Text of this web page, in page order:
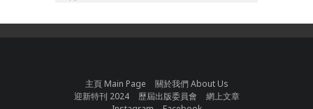
主頁 Main Page
關於我們 About Us
迎新特刊 2024
歷屆出版委員會
網上文章